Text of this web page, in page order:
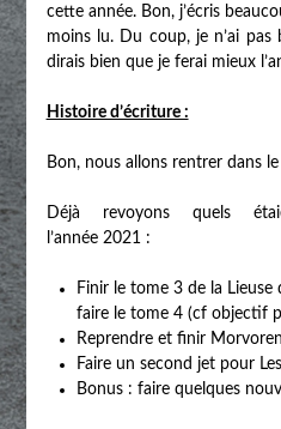
cette année. Bon, j’écris
moins lu. Du coup, je n’ai pas
dirais bien que je ferai mieux
Histoire d’écriture :
Bon, nous allons rentrer dans
Déjà revoyons quels
l’année 2021 :
Finir le tome 3 de la
faire le tome 4 (cf objectif
Reprendre et finir
Faire un second jet pour
Bonus : faire quelques